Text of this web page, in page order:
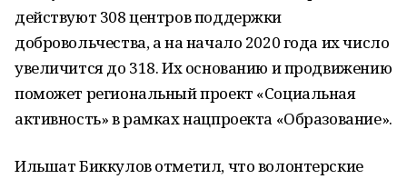
действуют 308 центров поддержки
добровольчества, а на начало 2020 года их число
увеличится до 318. Их основанию и продвижению
поможет региональный проект «Социальная
активность» в рамках нацпроекта «Образование».
Ильшат Биккулов отметил, что волонтерские